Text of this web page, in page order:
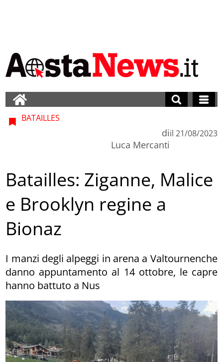
BATAILLES
di
Luca Mercanti
il 21/08/2023
Batailles: Ziganne, Malice
e Brooklyn regine a
Bionaz
I manzi degli alpeggi in arena a Valtournenche
danno appuntamento al 14 ottobre, le capre
hanno battuto a Nus